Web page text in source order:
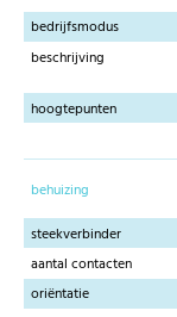
bedrijfsmodus
beschrijving
hoogtepunten
behuizing
steekverbinder
aantal contacten
oriëntatie